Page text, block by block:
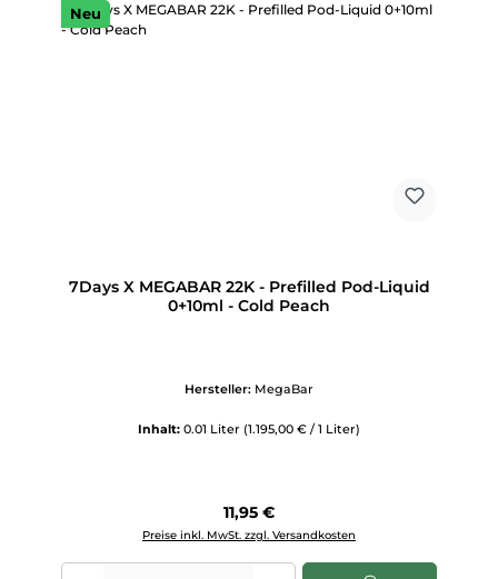
Neu
7Days X MEGABAR 22K - Prefilled Pod-Liquid
0+10ml - Cold Peach
Hersteller: MegaBar
Inhalt: 0.01 Liter (1.195,00 € / 1 Liter)
Regulärer Preis:
11,95 €
Preise inkl. MwSt. zzgl. Versandkosten
Produkt Anzahl: Gib den gewünschten Wert ein oder benutze die